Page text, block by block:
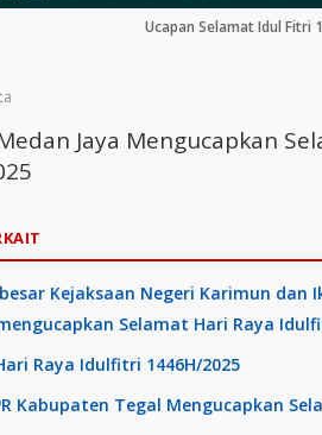
Ucapan Selamat Idul Fitri
Jaya Mengucapkan
Kejaksaan Negeri Karimun
Selamat Hari Raya
Raya Idulfitri 1446H/2025
Kabupaten Tegal Mengucapkan